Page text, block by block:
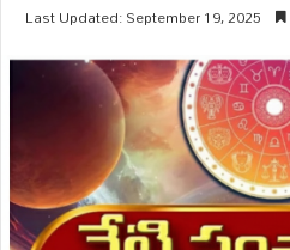
Last Updated: September 19, 2025